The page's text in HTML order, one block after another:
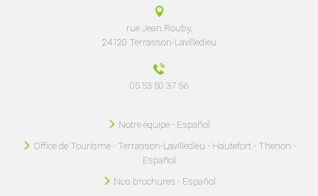
rue Jean Rouby,
24120 Terrasson-Lavilledieu
05 53 50 37 56
Notre équipe - Español
Office de Tourisme - Terrasson-Lavilledieu - Hautefort - Thenon -
Español
Nos brochures - Español